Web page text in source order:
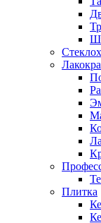
Плитка